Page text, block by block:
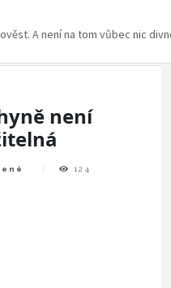
A není na tom vůbec nic
není
124